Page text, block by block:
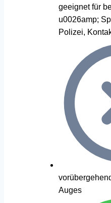
geeignet für
u0026amp;
Polizei,
Auges